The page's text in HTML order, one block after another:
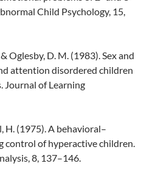
Child Psychology, 15,
Oglesby, D. M. (1983). Sex and
attention disordered children
of Learning
H. (1975). A behavioral–
control of hyperactive children.
8, 137–146.